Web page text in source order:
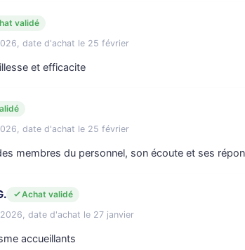
validé
date d'achat le 25 février
et efficacite
date d'achat le 25 février
membres du personnel, son écoute et ses
Achat validé
date d'achat le 27 janvier
accueillants